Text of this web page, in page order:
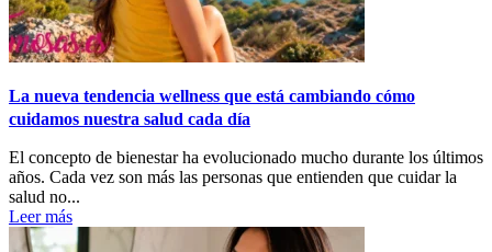
La nueva tendencia wellness que está cambiando cómo
cuidamos nuestra salud cada día
El concepto de bienestar ha evolucionado mucho durante los últimos
años. Cada vez son más las personas que entienden que cuidar la
salud no...
Leer más